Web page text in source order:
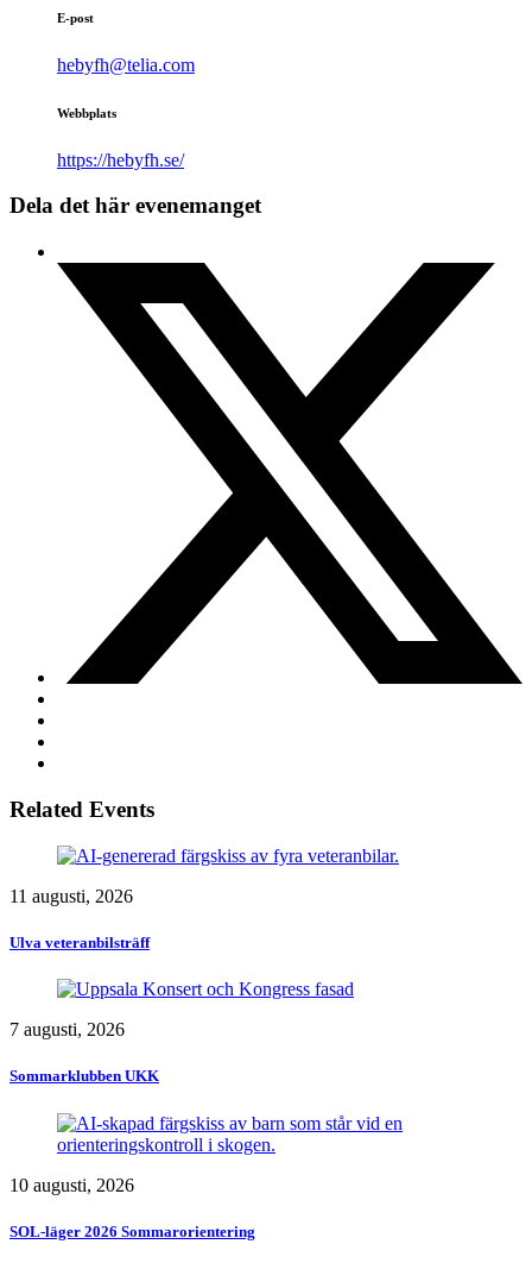
E-post
hebyfh@telia.com
Webbplats
https://hebyfh.se/
Dela det här evenemanget
Related Events
11 augusti, 2026
Ulva veteranbilsträff
7 augusti, 2026
Sommarklubben UKK
10 augusti, 2026
SOL-läger 2026 Sommarorientering